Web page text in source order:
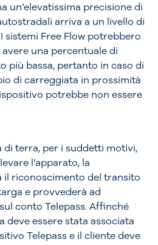
un’elevatissima precisione di
arriva a un livello di
sistemi Free Flow potrebbero
una percentuale di
più bassa, pertanto in caso di
di carreggiata in prossimità
potrebbe non essere
terra, per i suddetti motivi,
l’apparato, la
il riconoscimento del transito
e provvederà ad
conto Telepass. Affinché
deve essere stata associata
Telepass e il cliente deve